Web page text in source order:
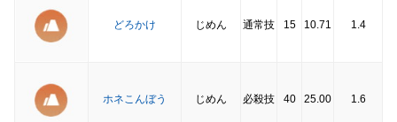
どろかけ じめん 通常技 15 10.71 1.4
ホネこんぼう じめん 必殺技 40 25.00 1.6